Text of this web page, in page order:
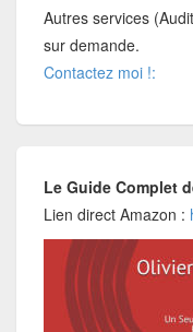
Autres services
sur demande.
Contactez moi !:
Le Guide Complet
Lien direct Amazon :